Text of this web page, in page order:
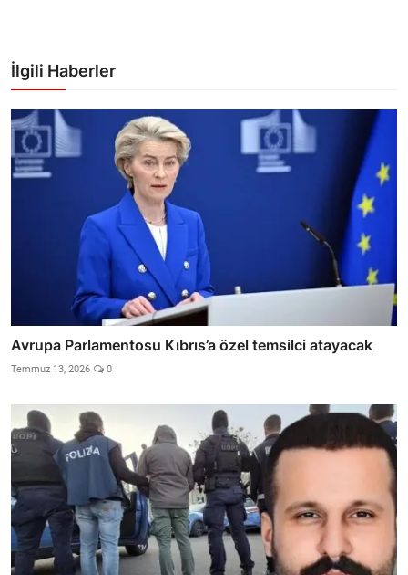
İlgili Haberler
Avrupa Parlamentosu Kıbrıs’a özel temsilci atayacak
Temmuz 13, 2026 0